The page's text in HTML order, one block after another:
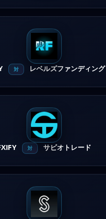
対 レベルズファンディング
対 サビオトレード